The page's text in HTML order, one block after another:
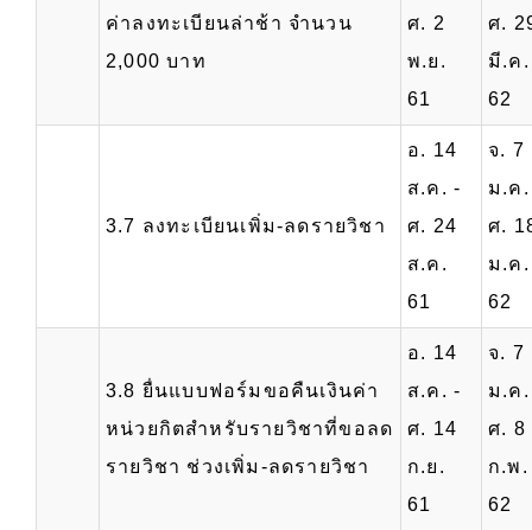
ค่าลงทะเบียนล่าช้า จำนวน
2,000 บาท
ศ. 2
พ.ย.
61
ศ.
มี.ค.
62
3.7 ลงทะเบียนเพิ่ม-ลดรายวิชา
อ. 14
ส.ค. -
ศ. 24
ส.ค.
61
จ. 7
ม.ค.
ศ.
ม.ค.
62
3.8 ยื่นแบบฟอร์มขอคืนเงินค่า
หน่วยกิตสำหรับรายวิชาที่ขอลด
รายวิชา ช่วงเพิ่ม-ลดรายวิชา
อ. 14
ส.ค. -
ศ. 14
ก.ย.
61
จ. 7
ม.ค.
ศ. 8
ก.พ.
62